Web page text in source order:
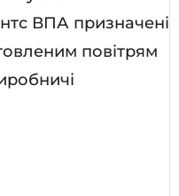
ВПА призначені
повітрям